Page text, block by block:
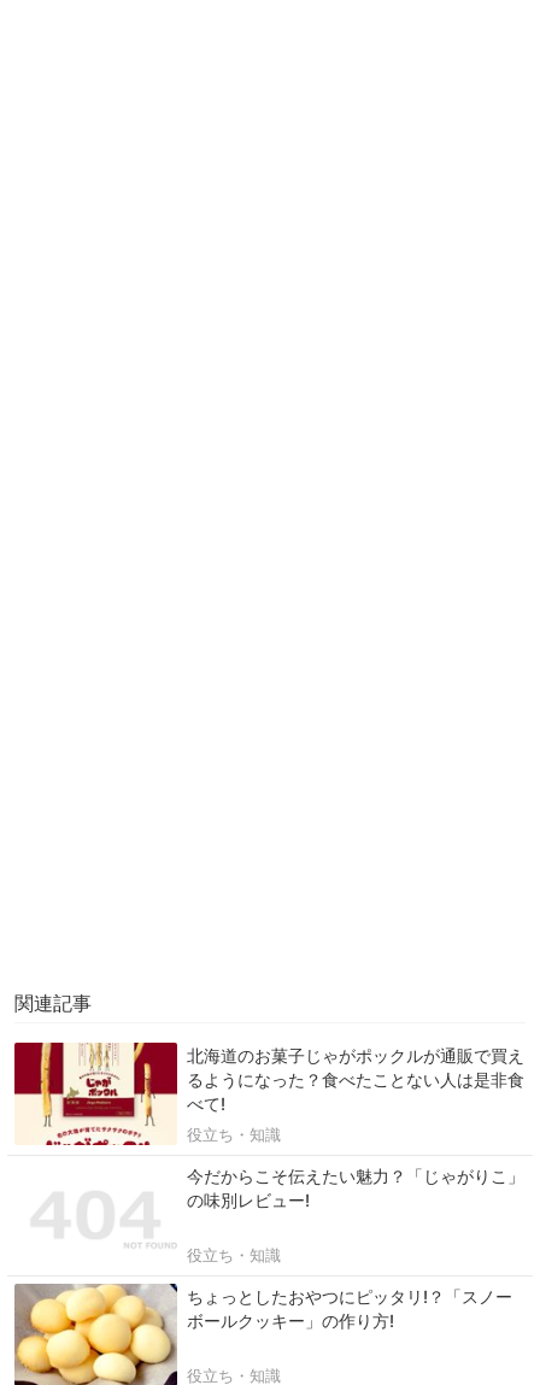
関連記事
北海道のお菓子じゃがポックルが通販で買え
るようになった？食べたことない人は是非食
べて!
役立ち・知識
今だからこそ伝えたい魅力？「じゃがりこ」
の味別レビュー!
役立ち・知識
ちょっとしたおやつにピッタリ!？「スノー
ボールクッキー」の作り方!
役立ち・知識